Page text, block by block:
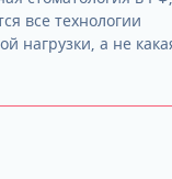
все технологии
нагрузки, а не